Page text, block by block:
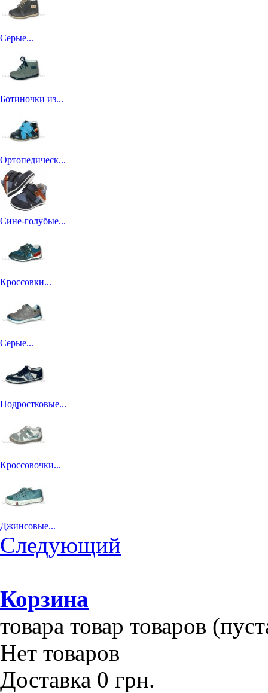
Серые...
Ботиночки из...
Ортопедическ...
Сине-голубые...
Кроссовки...
Серые...
Подростковые...
Кроссовочки...
Джинсовые...
Следующий
Корзина
товара товар товаров
Нет товаров
Доставка 0 грн.